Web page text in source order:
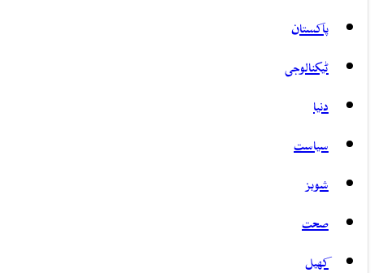
پاکستان
ٹیکنالوجی
دنیا
سیاست
شوبز
صحت
کھیل